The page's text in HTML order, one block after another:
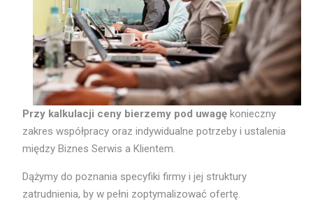
Przy kalkulacji ceny bierzemy pod uwagękonieczny
zakres współpracy oraz indywidualne potrzeby i ustalenia
między Biznes Serwis a Klientem.
Dążymy do poznania specyfiki firmy i jej struktury
zatrudnienia, by w pełni zoptymalizować ofertę.